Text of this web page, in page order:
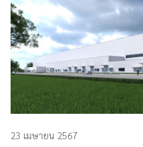
23 เมษายน 2567